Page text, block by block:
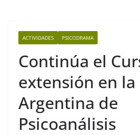
ACTIVIDADES PSICODRAMA
Continúa el
extensión en la
Argentina de
Psicoanálisis